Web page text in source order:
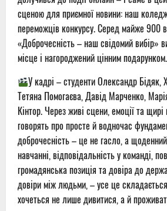
сценою для приємної новини: наш
переможців конкурсу. Серед майже 900
«Доброчесність – наш свідомий вибір»
місце і нагороджений цінним подарунком.
У кадрі – студенти Олександр Бідяк,
Тетяна Помогаєва, Давід Марченко,
Кінтор. Через живі сцени, емоції та
говорять про просте й водночас
доброчесність – це не гасло, а
навчанні, відповідальність у команді,
громадянська позиція та довіра до
довіри між людьми, – усе це
хочеться не лише дивитися, а й